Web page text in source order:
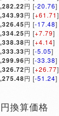
円 [-20.76]
円 [+61.71]
円 [-17.48]
円 [+7.79]
円 [+4.14]
円 [-5.05]
円 [-33.38]
円 [+26.77]
円 [-51.24]
換算価格